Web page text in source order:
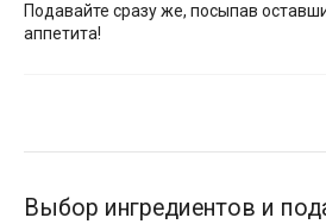
Подавайте сразу же, посыпав
аппетита!
Выбор ингредиентов и